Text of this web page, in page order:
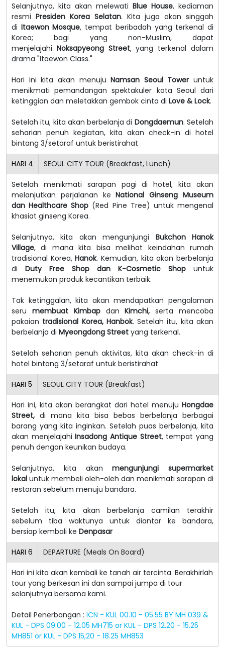
Selanjutnya, kita akan melewati Blue House, kediaman
resmi Presiden Korea Selatan. Kita juga akan singgah
di Itaewon Mosque, tempat beribadah yang terkenal di
Korea; bagi yang non-Muslim, dapat
menjelajahi Noksapyeong Street, yang terkenal dalam
drama "Itaewon Class."
Hari ini kita akan menujuNamsan Seoul Tower untuk
menikmati pemandangan spektakuler kota Seoul dari
ketinggian dan meletakkan gembok cinta di Love & Lock.
Setelah itu, kita akan berbelanja di Dongdaemun. Setelah
seharian penuh kegiatan, kita akan check-in di hotel
bintang 3/setaraf untuk beristirahat
HARI 4 SEOUL CITY TOUR (Breakfast, Lunch)
Setelah menikmati sarapan pagi di hotel, kita akan
melanjutkan perjalanan keNational Ginseng Museum
dan Healthcare Shop (Red Pine Tree) untuk mengenal
khasiat ginseng Korea.
Selanjutnya, kita akan mengunjungi Bukchon Hanok
Village, di mana kita bisa melihat keindahan rumah
tradisional Korea,Hanok. Kemudian, kita akan berbelanja
di Duty Free Shop dan K-Cosmetic Shop untuk
menemukan produk kecantikan terbaik.
Tak ketinggalan, kita akan mendapatkan pengalaman
seru membuat KimbapdanKimchi, serta mencoba
pakaian tradisional Korea, Hanbok. Setelah itu, kita akan
berbelanja di Myeongdong Street yang terkenal.
Setelah seharian penuh aktivitas, kita akan check-in di
hotel bintang 3/setaraf untuk beristirahat
HARI 5 SEOUL CITY TOUR (Breakfast)
Hari ini, kita akan berangkat dari hotel menuju Hongdae
Street, di mana kita bisa bebas berbelanja berbagai
barang yang kita inginkan. Setelah puas berbelanja, kita
akan menjelajahiInsadong Antique Street, tempat yang
penuh dengan keunikan budaya.
Selanjutnya, kita akanmengunjungi supermarket
lokal untuk membeli oleh-oleh dan menikmati sarapan di
restoran sebelum menuju bandara.
Setelah itu, kita akan berbelanja camilan terakhir
sebelum tiba waktunya untuk diantar ke bandara,
bersiap kembali ke Denpasar
HARI 6 DEPARTURE (Meals On Board)
Hari ini kita akan kembali ke tanah air tercinta. Berakhirlah
tour yang berkesan ini dan sampai jumpa di tour
selanjutnya bersama kami.
Detail Penerbangan : ICN - KUL 00.10 - 05.55 BY MH 039 &
KUL - DPS 09.00 - 12.05 MH715 or KUL - DPS 12.20 - 15.25
MH851 or KUL - DPS 15,20 - 18.25 MH853